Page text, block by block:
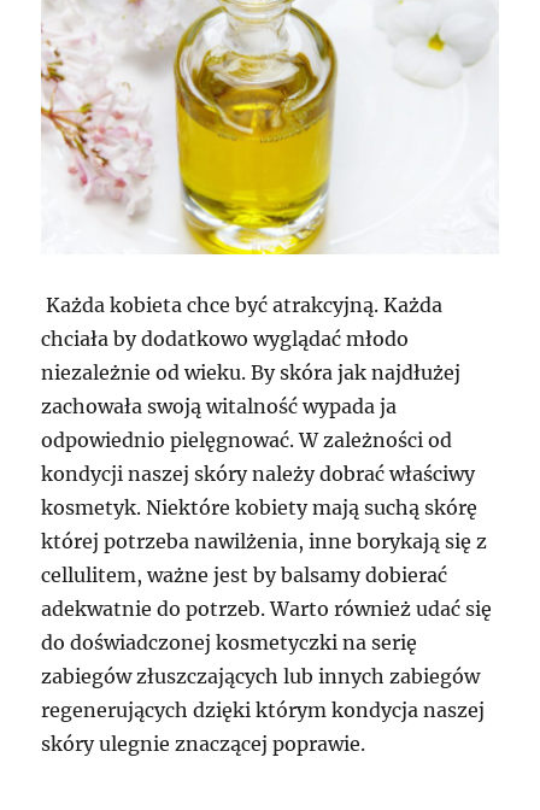
Każda kobieta chce być atrakcyjną. Każda
chciała by dodatkowo wyglądać młodo
niezależnie od wieku. By skóra jak najdłużej
zachowała swoją witalność wypada ja
odpowiednio pielęgnować. W zależności od
kondycji naszej skóry należy dobrać właściwy
kosmetyk. Niektóre kobiety mają suchą skórę
której potrzeba nawilżenia, inne borykają się z
cellulitem, ważne jest by balsamy dobierać
adekwatnie do potrzeb. Warto również udać się
do doświadczonej kosmetyczki na serię
zabiegów złuszczających lub innych zabiegów
regenerujących dzięki którym kondycja naszej
skóry ulegnie znaczącej poprawie.